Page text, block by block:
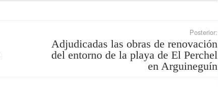
Posterior:
Adjudicadas las obras de renovación
del entorno de la playa de El Perchel
en Arguineguín